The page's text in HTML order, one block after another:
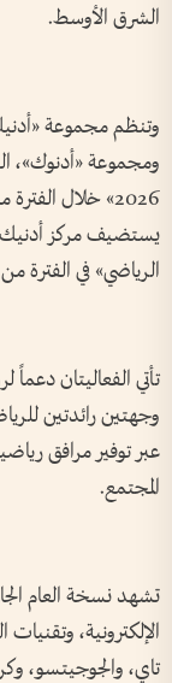
الشرق الأوسط.
وتنظم مجموعة
ومجموعة «أدنوك»،
يستضيف مركز أدنيك
الرياضي» في الفترة من 10 يونيو إلى 19 أغسطس.
تأتي الفعاليتان دعماً
وجهتين رائدتين
عبر توفير مرافق
المجتمع.
الإلكترونية، وتقنيات
تاي، والجوجيتسو،